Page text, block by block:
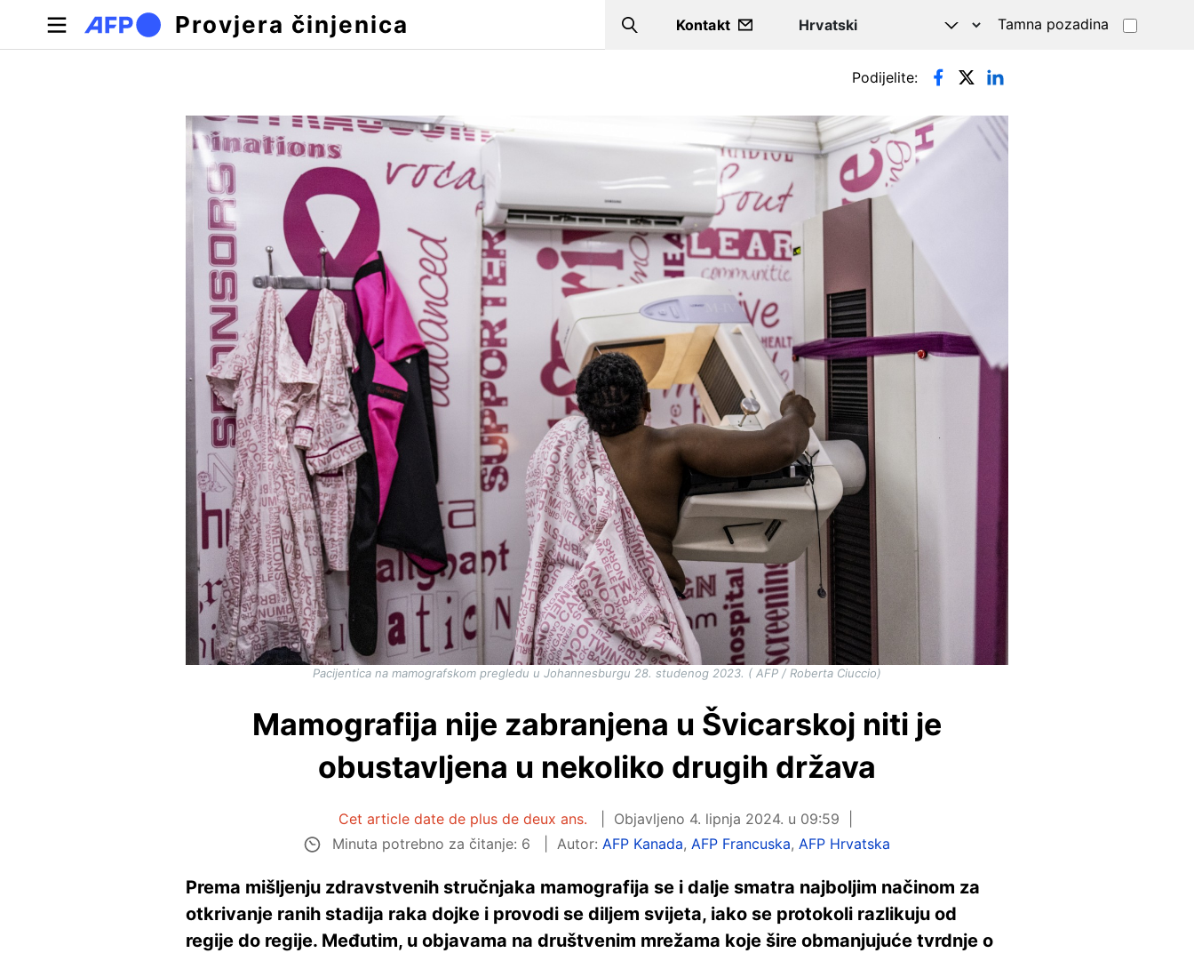
Skoči na glavni sadržaj
Provjera činjenica Search
Kontakt Tamna pozadina
Primarne oznake Podijelite:
Pacijentica na mamografskom pregledu u Johannesburgu 28. studenog 2023. ( AFP / Roberta Ciuccio)
Mamografija nije zabranjena u Švicarskoj niti je
obustavljena u nekoliko drugih država
Cet article date de plus de deux ans. Objavljeno 4. lipnja 2024. u 09:59
Minuta potrebno za čitanje: 6
Autor: AFP Kanada, AFP Francuska, AFP Hrvatska
Prema mišljenju zdravstvenih stručnjaka mamografija se i dalje smatra najboljim načinom za
otkrivanje ranih stadija raka dojke i provodi se diljem svijeta, iako se protokoli razlikuju od
regije do regije. Međutim, u objavama na društvenim mrežama koje šire obmanjujuće tvrdnje o